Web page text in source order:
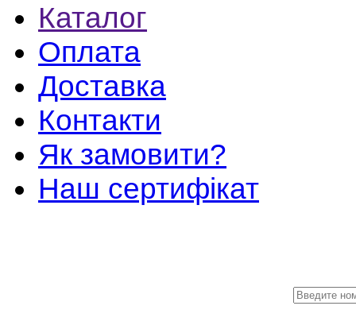
Каталог
Оплата
Доставка
Контакти
Як замовити?
Наш сертифікат